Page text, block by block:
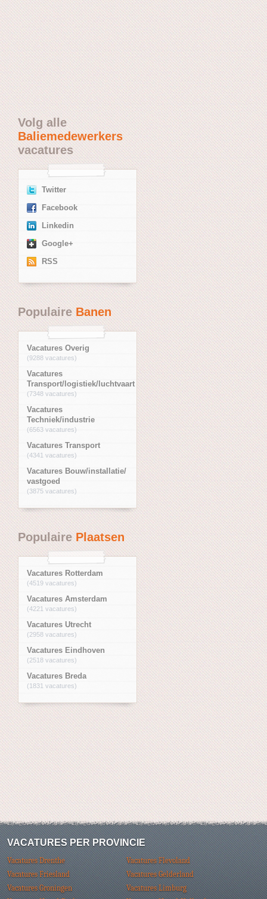
Volg alle
Baliemedewerkers
vacatures
Twitter
Facebook
Linkedin
Google+
RSS
PopulaireBanen
Vacatures Overig
(9288 vacatures)
Vacatures
Transport/logistiek/luchtvaart
(7348 vacatures)
Vacatures
Techniek/industrie
(6563 vacatures)
Vacatures Transport
(4341 vacatures)
Vacatures Bouw/installatie/
vastgoed
(3875 vacatures)
PopulairePlaatsen
Vacatures Rotterdam
(4519 vacatures)
Vacatures Amsterdam
(4221 vacatures)
Vacatures Utrecht
(2958 vacatures)
Vacatures Eindhoven
(2518 vacatures)
Vacatures Breda
(1831 vacatures)
VACATURES PER PROVINCIE
Vacatures Drenthe
Vacatures Flevoland
Vacatures Friesland
Vacatures Gelderland
Vacatures Groningen
Vacatures Limburg